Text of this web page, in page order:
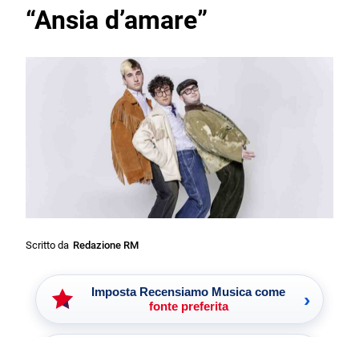
“Ansia d’amare”
Scritto da Redazione RM
Imposta Recensiamo Musica come
fonte preferita
›